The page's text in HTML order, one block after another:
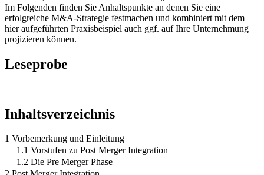
Im Folgenden finden Sie Anhaltspunkte an denen Sie eine
erfolgreiche M&A-Strategie festmachen und kombiniert mit dem
hier aufgeführten Praxisbeispiel auch ggf. auf Ihre Unternehmung
projizieren können.
Leseprobe
Inhaltsverzeichnis
1 Vorbemerkung und Einleitung
1.1 Vorstufen zu Post Merger Integration
1.2 Die Pre Merger Phase